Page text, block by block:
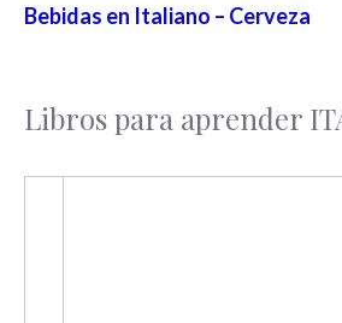
Bebidas en Italiano – Cerveza
Libros para aprender